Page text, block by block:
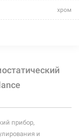
хром
винты
для душа
прибор,
и